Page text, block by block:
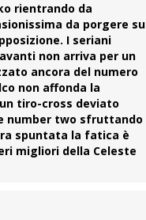
rientrando da
da porgere su
I seriani
non arriva per un
ancora del numero
non affonda la
tiro-cross deviato
number two sfruttando
spuntata la fatica è
migliori della Celeste